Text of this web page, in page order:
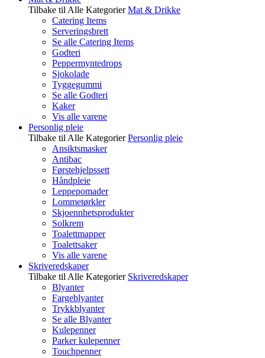
Tilbake til Alle Kategorier Mat & Drikke
Catering Items
Serveringsbrett
Se alle Catering Items
Godteri
Peppermyntedrops
Sjokolade
Tyggegummi
Se alle Godteri
Kaker
Vis alle varene
Personlig pleie
Tilbake til Alle Kategorier Personlig pleie
Ansiktsmasker
Antibac
Førstehjelpssett
Håndpleie
Leppepomader
Lommetørkler
Skjoennhetsprodukter
Solkrem
Toalettmapper
Toalettsaker
Vis alle varene
Skriveredskaper
Tilbake til Alle Kategorier Skriveredskaper
Blyanter
Fargeblyanter
Trykkblyanter
Se alle Blyanter
Kulepenner
Parker kulepenner
Touchpenner